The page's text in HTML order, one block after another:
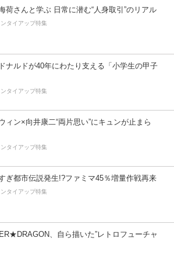
荷さんと学ぶ 日常に潜む“人身取引”のリアル
タイアップ特集
ナルドが40年にわたり支える「小学生の甲子
タイアップ特集
ィン×向井康二“両片思い”にキュンが止まら
タイアップ特集
ぎ都市伝説発生!?ファミマ45％増量作戦再来
タイアップ特集
、自ら描いた”レトロフューチャ